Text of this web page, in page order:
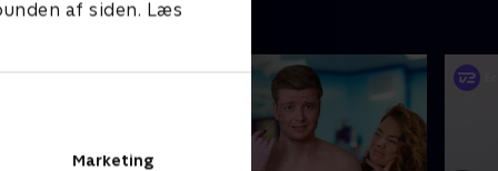
af siden. Læs
Marketing